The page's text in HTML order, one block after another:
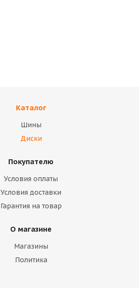
Каталог
Шины
Диски
Покупателю
Условия оплаты
Условия доставки
Гарантия на товар
О магазине
Магазины
Политика